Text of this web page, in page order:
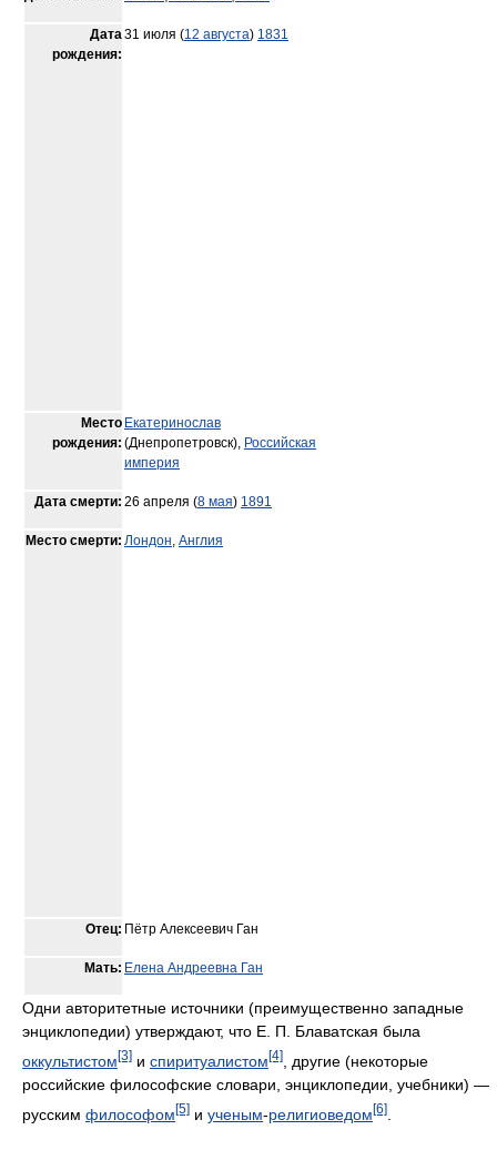
Дата
рождения:
31 июля (12 августа) 1831
Место
рождения:
Екатеринослав
(Днепропетровск), Российская
империя
Дата смерти: 26 апреля (8 мая) 1891
Место смерти: Лондон, Англия
Отец: Пётр Алексеевич Ган
Мать: Елена Андреевна Ган
Одни авторитетные источники (преимущественно западные
энциклопедии) утверждают, что Е. П. Блаватская была
оккультистом [3] и спиритуалистом [4]
, другие (некоторые
российские философские словари, энциклопедии, учебники) —
русским философом[5] и ученым-религиоведом[6]